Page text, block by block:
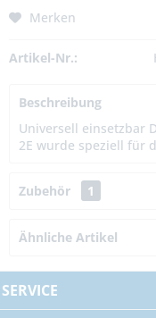
Merken
Artikel-Nr.:
Beschreibung
Universell einsetzbar
2E wurde speziell für
Zubehör 1
Ähnliche Artikel
SERVICE